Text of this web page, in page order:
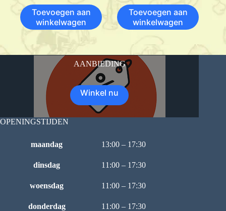
Toevoegen aan
winkelwagen
Toevoegen aan
winkelwagen
AANBIEDING
Winkel nu
OPENINGSTIJDEN
maandag 13:00 – 17:30
dinsdag 11:00 – 17:30
woensdag 11:00 – 17:30
donderdag 11:00 – 17:30